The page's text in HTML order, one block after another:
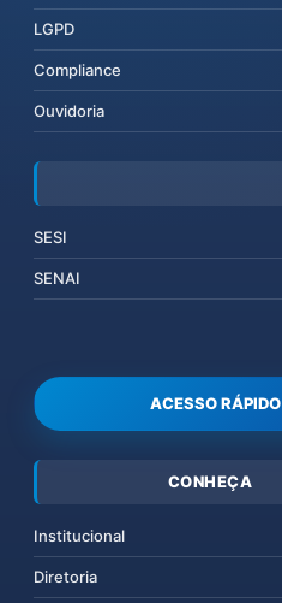
LGPD
Compliance
Ouvidoria
SESI
SENAI
ACESSO RÁPIDO
CONHEÇA
Institucional
Diretoria